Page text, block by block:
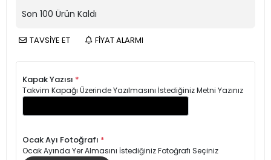
Son 100 Ürün Kaldı
TAVSİYE ET FİYAT ALARMI
Kapak Yazısı *
Takvim Kapağı Üzerinde Yazılmasını İstediğiniz Metni Yazınız
Ocak Ayı Fotoğrafı *
Ocak Ayında Yer Almasını İstediğiniz Fotoğrafı Seçiniz